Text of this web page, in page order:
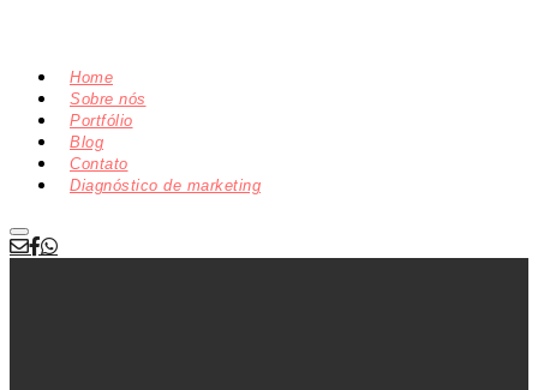
Home
Sobre nós
Portfólio
Blog
Contato
Diagnóstico de marketing